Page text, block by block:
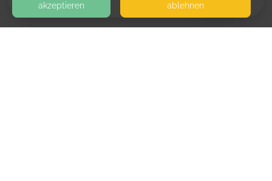
akzeptieren
ablehnen